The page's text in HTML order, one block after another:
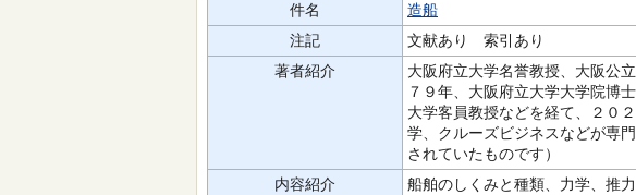
件名
造船
注記
文献あり 索引あり
著者紹介
大阪府立大学名誉教授、大阪公
７９年、大阪府立大学大学院博
大学客員教授などを経て、２０
学、クルーズビジネスなどが専
されていたものです）
内容紹介
船舶のしくみと種類、力学、推